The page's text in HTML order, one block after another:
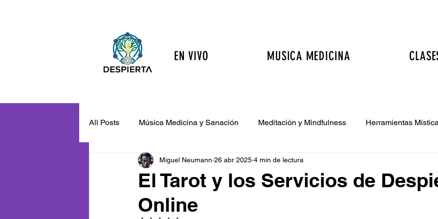
EN VIVO MUSICA MEDICINA
All Posts Música Medicina y Sanación Meditación y Mindfulness Herramientas
Espiritualidad y Autoconocimiento Bienestar Integral y Salud Física Terapias
El Tarot y los Servicios de
Online
Miguel Neumann 26 abr 2025 4 min de lectura